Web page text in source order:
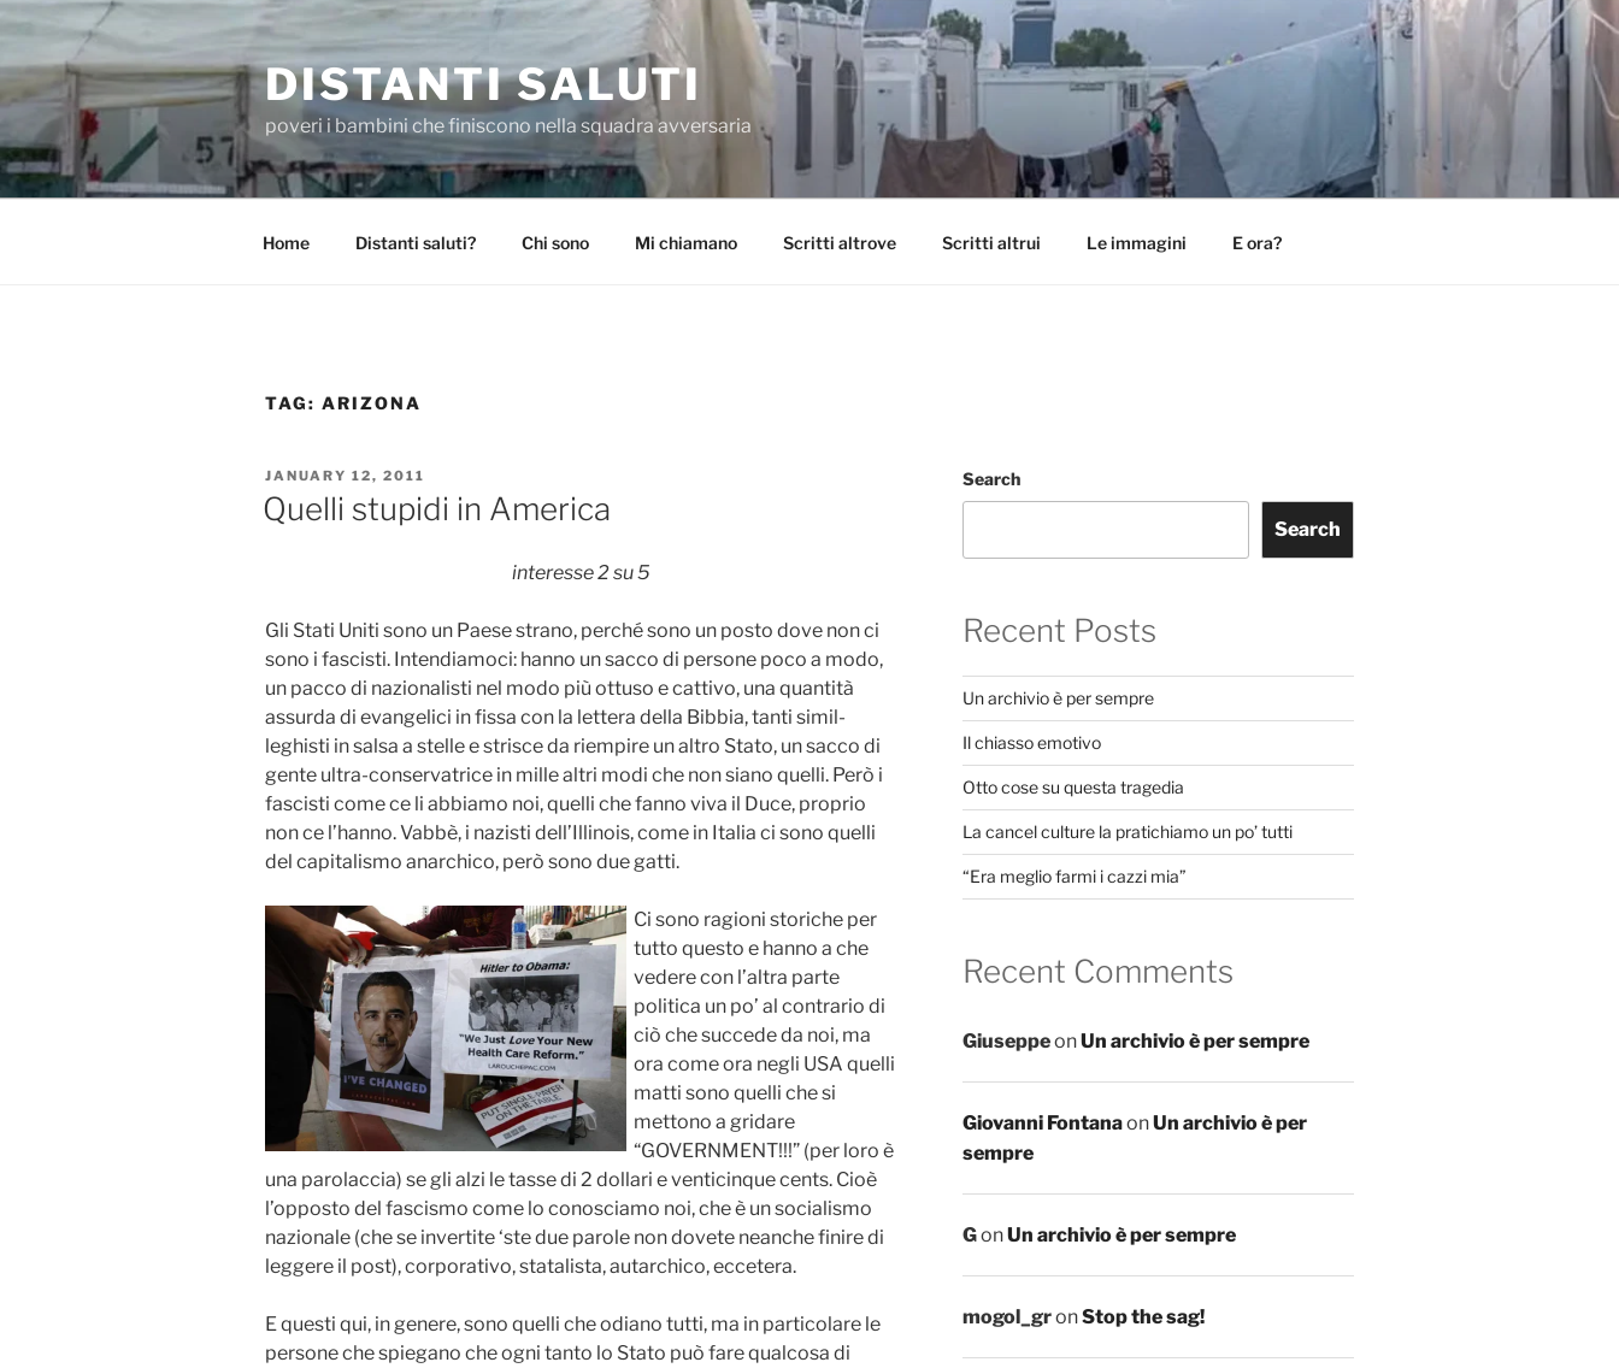
content
DISTANTI SALUTI
poveri i bambini che finiscono nella squadra avversaria
Home Distanti saluti? Chi sono Mi chiamano Scritti altrove Scritti altrui Le immagini E ora?
TAG: ARIZONA
POSTED
ON
JANUARY 12, 2011
Quelli stupidi in America
interesse 2 su 5
Gli Stati Uniti sono un Paese strano, perché sono un posto dove non ci
sono i fascisti. Intendiamoci: hanno un sacco di persone poco a modo,
un pacco di nazionalisti nel modo più ottuso e cattivo, una quantità
assurda di evangelici in fissa con la lettera della Bibbia, tanti simil-
leghisti in salsa a stelle e strisce da riempire un altro Stato, un sacco di
gente ultra-conservatrice in mille altri modi che non siano quelli. Però i
fascisti come ce li abbiamo noi, quelli che fanno viva il Duce, proprio
non ce l’hanno. Vabbè, i nazisti dell’Illinois, come in Italia ci sono quelli
del capitalismo anarchico, però sono due gatti.
Ci sono ragioni storiche per
tutto questo e hanno a che
vedere con l’altra parte
politica un po’ al contrario di
ciò che succede da noi, ma
ora come ora negli USA quelli
matti sono quelli che si
mettono a gridare
“GOVERNMENT!!!” (per loro è
una parolaccia) se gli alzi le tasse di 2 dollari e venticinque cents. Cioè
l’opposto del fascismo come lo conosciamo noi, che è un socialismo
nazionale (che se invertite ‘ste due parole non dovete neanche finire di
leggere il post), corporativo, statalista, autarchico, eccetera.
E questi qui, in genere, sono quelli che odiano tutti, ma in particolare le
persone che spiegano che ogni tanto lo Stato può fare qualcosa di
Search
Search
Recent Posts
Un archivio è per sempre
Il chiasso emotivo
Otto cose su questa tragedia
La cancel culture la pratichiamo un po’ tutti
“Era meglio farmi i cazzi mia”
Recent Comments
GiuseppeonUn archivio è per sempre
Giovanni FontanaonUn archivio è per
sempre
GonUn archivio è per sempre
mogol_gronStop the sag!